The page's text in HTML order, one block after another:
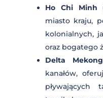
My Son –
o starożytnym
Południowy
Vietnam)
Ho Chi Minh